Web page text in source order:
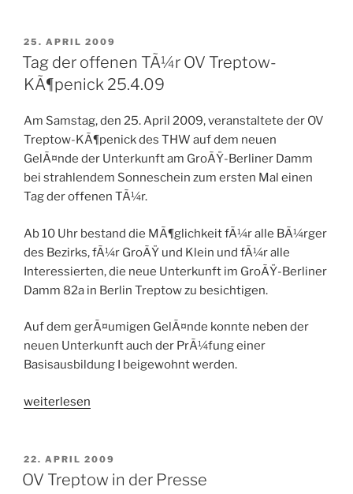
VERÖFFENTLICHT
AM
25. APRIL 2009
Tag der offenen TÃ¼r OV Treptow-
KÃ¶penick 25.4.09
Am Samstag, den 25. April 2009, veranstaltete der OV
Treptow-KÃ¶penick des THW auf dem neuen
GelÃ¤nde der Unterkunft am GroÃŸ-Berliner Damm
bei strahlendem Sonneschein zum ersten Mal einen
Tag der offenen TÃ¼r.
Ab 10 Uhr bestand die MÃ¶glichkeit fÃ¼r alle BÃ¼rger
des Bezirks, fÃ¼r GroÃŸ und Klein und fÃ¼r alle
Interessierten, die neue Unterkunft im GroÃŸ-Berliner
Damm 82a in Berlin Treptow zu besichtigen.
Auf dem gerÃ¤umigen GelÃ¤nde konnte neben der
neuen Unterkunft auch der PrÃ¼fung einer
Basisausbildung I beigewohnt werden.
„Tag
TÃ¼r
OV
weiterlesen
VERÖFFENTLICHT
AM
22. APRIL 2009
OV Treptow in der Presse